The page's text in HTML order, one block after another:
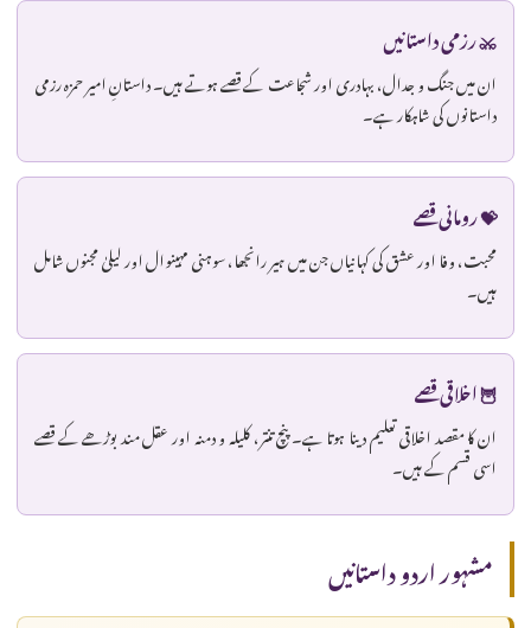
⚔️ رزمی داستانیں
ان میں جنگ و جدال، بہادری اور شجاعت کے قصے ہوتے ہیں۔ داستانِ امیر حمزہ رزمی
داستانوں کی شاہکار ہے۔
💝 رومانی قصے
محبت، وفا اور عشق کی کہانیاں جن میں ہیر رانجھا، سوہنی مہینوال اور لیلیٰ مجنوں شامل
ہیں۔
🦉 اخلاقی قصے
ان کا مقصد اخلاقی تعلیم دینا ہوتا ہے۔ پنچ تنتر، کلیلہ و دمنہ اور عقل مند بوڑھے کے قصے
اسی قسم کے ہیں۔
مشہور اردو داستانیں